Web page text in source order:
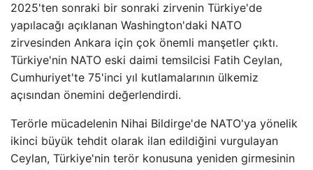
2025'ten sonraki bir sonraki zirvenin Türkiye'de
yapılacağı açıklanan Washington'daki NATO
zirvesinden Ankara için çok önemli manşetler çıktı.
Türkiye'nin NATO eski daimi temsilcisi Fatih Ceylan,
Cumhuriyet'te 75'inci yıl kutlamalarının ülkemiz
açısından önemini değerlendirdi.
Terörle mücadelenin Nihai Bildirge'de NATO'ya yönelik
ikinci büyük tehdit olarak ilan edildiğini vurgulayan
Ceylan, Türkiye'nin terör konusuna yeniden girmesinin